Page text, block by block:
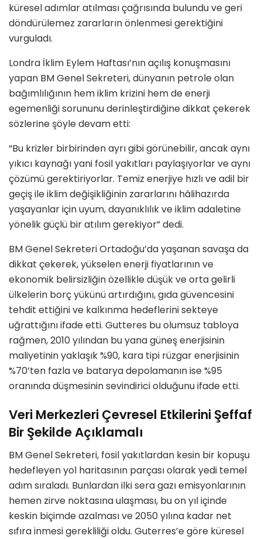
küresel adımlar atılması çağrısında bulundu ve geri
döndürülemez zararların önlenmesi gerektiğini
vurguladı.
Londra İklim Eylem Haftası’nın açılış konuşmasını
yapan BM Genel Sekreteri, dünyanın petrole olan
bağımlılığının hem iklim krizini hem de enerji
egemenliği sorununu derinleştirdiğine dikkat çekerek
sözlerine şöyle devam etti:
“Bu krizler birbirinden ayrı gibi görünebilir, ancak aynı
yıkıcı kaynağı yani fosil yakıtları paylaşıyorlar ve aynı
çözümü gerektiriyorlar. Temiz enerjiye hızlı ve adil bir
geçiş ile iklim değişikliğinin zararlarını hâlihazırda
yaşayanlar için uyum, dayanıklılık ve iklim adaletine
yönelik güçlü bir atılım gerekiyor” dedi.
BM Genel Sekreteri Ortadoğu’da yaşanan savaşa da
dikkat çekerek, yükselen enerji fiyatlarının ve
ekonomik belirsizliğin özellikle düşük ve orta gelirli
ülkelerin borç yükünü artırdığını, gıda güvencesini
tehdit ettiğini ve kalkınma hedeflerini sekteye
uğrattığını ifade etti. Gutteres bu olumsuz tabloya
rağmen, 2010 yılından bu yana güneş enerjisinin
maliyetinin yaklaşık %90, kara tipi rüzgar enerjisinin
%70’ten fazla ve batarya depolamanın ise %95
oranında düşmesinin sevindirici olduğunu ifade etti.
Veri Merkezleri Çevresel Etkilerini Şeffaf
Bir Şekilde Açıklamalı
BM Genel Sekreteri, fosil yakıtlardan kesin bir kopuşu
hedefleyen yol haritasının parçası olarak yedi temel
adım sıraladı. Bunlardan ilki sera gazı emisyonlarının
hemen zirve noktasına ulaşması, bu on yıl içinde
keskin biçimde azalması ve 2050 yılına kadar net
sıfıra inmesi gerekliliği oldu. Guterres’e göre küresel